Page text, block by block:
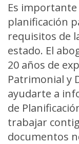
Es
planificación
requisitos de
estado. El
20 años de
Patrimonial y
ayudarte a
de
trabajar
documentos